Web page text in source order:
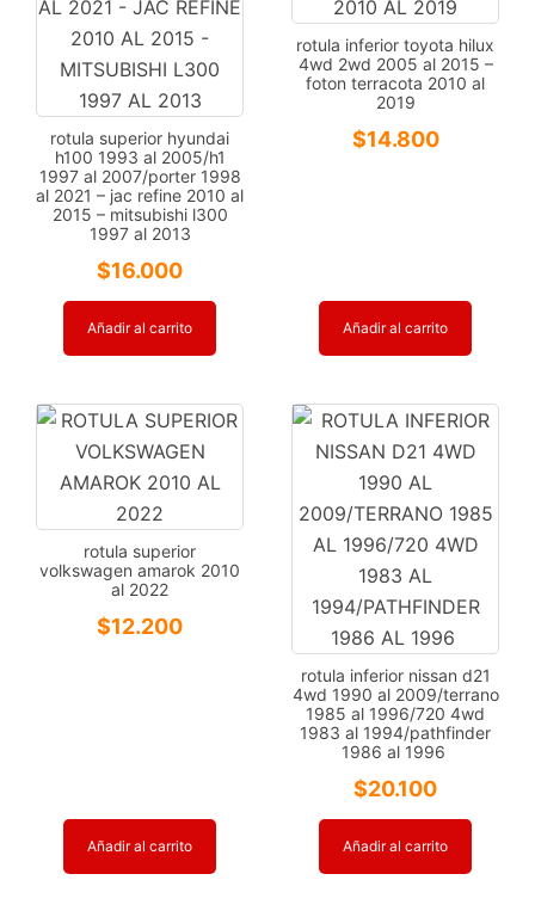
rotula superior hyundai
h100 1993 al 2005/h1
1997 al 2007/porter 1998
al 2021 – jac refine 2010 al
2015 – mitsubishi l300
1997 al 2013
$16.000
Añadir al carrito
rotula inferior toyota hilux
4wd 2wd 2005 al 2015 –
foton terracota 2010 al
2019
$14.800
Añadir al carrito
rotula superior
volkswagen amarok 2010
al 2022
$12.200
Añadir al carrito
rotula inferior nissan d21
4wd 1990 al 2009/terrano
1985 al 1996/720 4wd
1983 al 1994/pathfinder
1986 al 1996
$20.100
Añadir al carrito